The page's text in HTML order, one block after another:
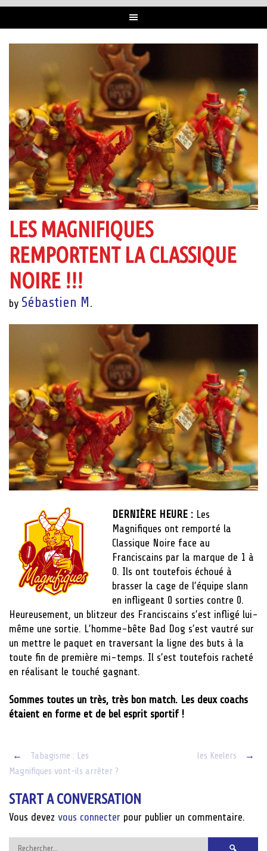
LES MAGNIFIQUES
REMPORTENT LA CLASSIQUE
NOIRE !!!
by Sébastien M.
DERNIÈRE HEURE :Les
Magnifiques ont remporté la
Classique Noire face au
Franciscains par la marque de 1 à
0. Ils ont toutefois échoué à
brasser la cage de l’équipe slann
en infligeant 0 sorties contre 0.
Heureusement, un blitzeur des Franciscains s’est infligé lui-
même une sortie. L’homme-bête Bad Dog s’est vautré sur
un mettre le paquet en traversant la ligne des buts à la
toute fin de première mi-temps. Il s’est toutefois racheté
en réalisant le touché gagnant.
Sommes toutes un très, très bon match. Les deux coachs
étaient en forme et de bel esprit sportif !
Post
←
Tabagisme : Les
Magnifiques vont-ils arrêter ?
les Keelers →
START A CONVERSATION
Vous devez vous connecter pour publier un commentaire.
Rechercher :